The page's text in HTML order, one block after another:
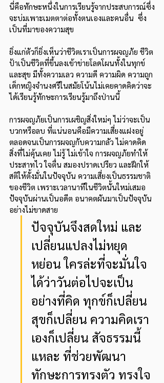
นี่คือทักษะหนึ่งในการเรียนรู้จากประสบการณ์ซึ่ง
จะบ่มเพาะเมตตาต่อทั้งตนเองและคนอื่น  ซึ่ง
เป็นที่มาของความสุข
ยิ่งแก่ตัวก็ยิ่งเห็นว่าชีวิตเราเป็นการผจญภัย ชีวิต
ป้าเป็นชีวิตที่ขึ้นลงเข้าข่ายโลดโผนทั้งในทุกข์
และสุข มีทั้งความเลว ความดี ความผิด ความถูก
เด็กหญิงจำนงศรีในสมัยโน้นไม่เคยคาดคิดว่าจะ
ได้เรียนรู้ทักษะการเรียนรู้มาถึงป่านนี้
การผจญภัยเป็นการเผชิญสิ่งใหม่ๆ ไม่ว่าจะเป็น
บวกหรือลบ ที่แน่นอนคือมีความเสี่ยงแฝงอยู่
ตลอดจนเป็นการผจญกับความกลัว ไม่คาดคิด
สิ่งที่ไม่คุ้นเคย ไม่รู้ ไม่เข้าใจ การผจญภัยทำให้
ประสาทไว ใจตื่น สมองปราดเปรียว และฝึกให้
สติให้ตั้งมั่นในปัจจุบัน ความเสี่ยงเป็นธรรมชาติ
ของชีวิต เพราะเวลานาทีในชีวิตนั้นใหม่เสมอ
ปัจจุบันผ่านเป็นอดีต อนาคตผันมาเป็นปัจจุบัน
อย่างไม่ขาดสาย
ปัจจุบันจึงสดใหม่ และ
เปลี่ยนแปลงไม่หยุด
หย่อน ใครล่ะที่จะมั่นใจ
ได้ว่าวันต่อไปจะเป็น
อย่างที่คิด ทุกข์ก็เปลี่ยน
สุขก็เปลี่ยน ความคิดเรา
เองก็เปลี่ยน สัจธรรมนี้
แหละ ที่ช่วยพัฒนา
ทักษะการทรงตัว ทรงใจ